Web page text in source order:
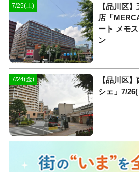
7/25(土)
【品川区
店「
ート メモ
ン
7/24(金)
【品川区
シェ」7/